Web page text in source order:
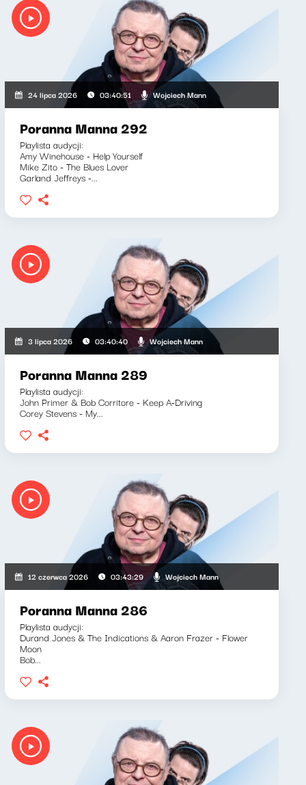
24 lipca 2026 03:40:51 Wojciech Mann
Poranna Manna 292
Playlista audycji:
Amy Winehouse - Help Yourself
Mike Zito - The Blues Lover
Garland Jeffreys -...
3 lipca 2026 03:40:40 Wojciech Mann
Poranna Manna 289
Playlista audycji:
John Primer & Bob Corritore - Keep A-Driving
Corey Stevens - My...
12 czerwca 2026 03:43:29 Wojciech Mann
Poranna Manna 286
Playlista audycji:
Durand Jones & The Indications & Aaron Frazer - Flower
Moon
Bob...